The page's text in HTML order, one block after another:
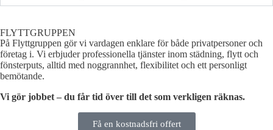
FLYTTGRUPPEN
På Flyttgruppen gör vi vardagen enklare för både privatpersoner och
företag i. Vi erbjuder professionella tjänster inom städning, flytt och
fönsterputs, alltid med noggrannhet, flexibilitet och ett personligt
bemötande.
Vi gör jobbet – du får tid över till det som verkligen räknas.
Få en kostnadsfri offert